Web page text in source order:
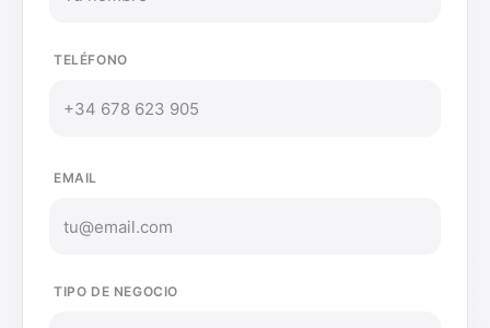
TELÉFONO
EMAIL
TIPO DE NEGOCIO